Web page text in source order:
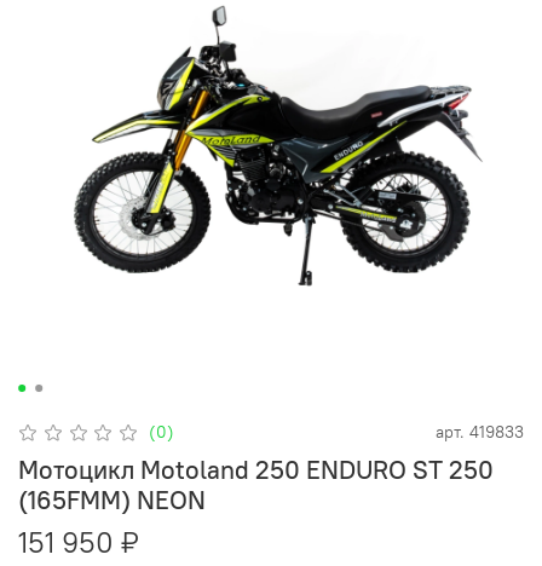
(0) арт. 419833
Мотоцикл Motoland 250 ENDURO ST 250
(165FMM) NEON
151 950 ₽